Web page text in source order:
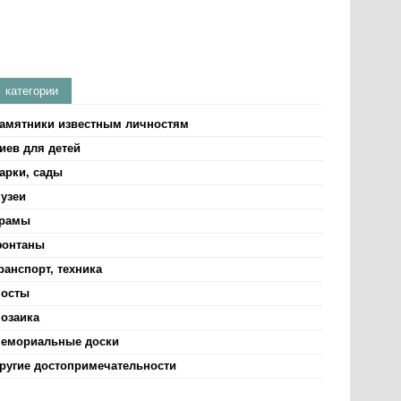
категории
известным личностям
для детей
сады
техника
доски
достопримечательности